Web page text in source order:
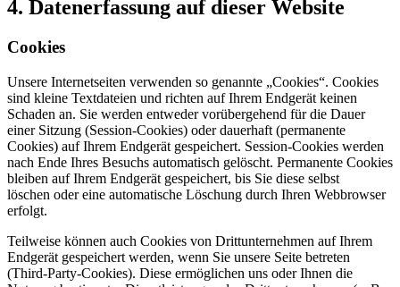
4. Datenerfassung auf dieser Website
Cookies
Unsere Internetseiten verwenden so genannte „Cookies“. Cookies
sind kleine Textdateien und richten auf Ihrem Endgerät keinen
Schaden an. Sie werden entweder vorübergehend für die Dauer
einer Sitzung (Session-Cookies) oder dauerhaft (permanente
Cookies) auf Ihrem Endgerät gespeichert. Session-Cookies werden
nach Ende Ihres Besuchs automatisch gelöscht. Permanente Cookies
bleiben auf Ihrem Endgerät gespeichert, bis Sie diese selbst
löschen oder eine automatische Löschung durch Ihren Webbrowser
erfolgt.
Teilweise können auch Cookies von Drittunternehmen auf Ihrem
Endgerät gespeichert werden, wenn Sie unsere Seite betreten
(Third-Party-Cookies). Diese ermöglichen uns oder Ihnen die